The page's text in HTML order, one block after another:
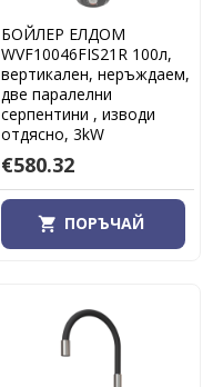
БОЙЛЕР ЕЛДОМ
WVF10046FIS21R 100л,
вертикален, неръждаем,
две паралелни
серпентини , изводи
отдясно, 3kW
€580.32
ПОРЪЧАЙ